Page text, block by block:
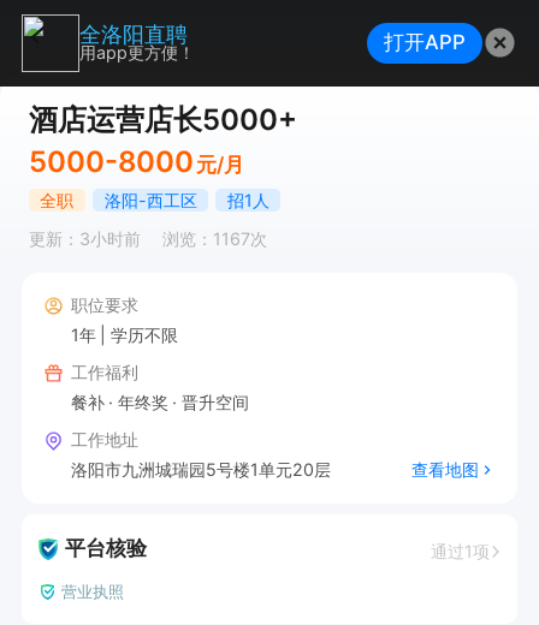
酒店运营店长5000+
5000-8000 元/月
全职 洛阳-西工区
招1人
更新：3小时前
浏览：1167次
职位要求
1年
学历不限
工作福利
餐补
年终奖
晋升空间
工作地址
洛阳市九洲城瑞园5号楼1单元20层
查看地图
平台核验 通过1项
营业执照
全洛阳直聘
用app更方便！ 打开APP